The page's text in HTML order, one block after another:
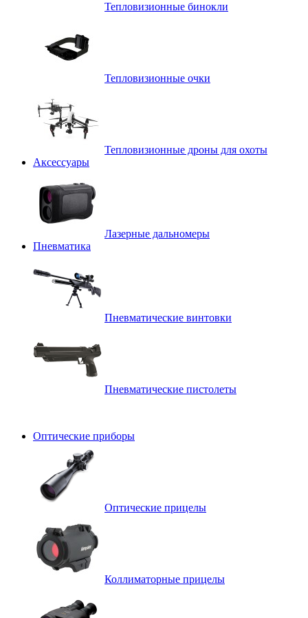
Тепловизионные бинокли
Тепловизионные очки
Тепловизионные дроны для охоты
Аксессуары
Лазерные дальномеры
Пневматика
Пневматические винтовки
Пневматические пистолеты
Оптические приборы
Оптические прицелы
Коллиматорные прицелы